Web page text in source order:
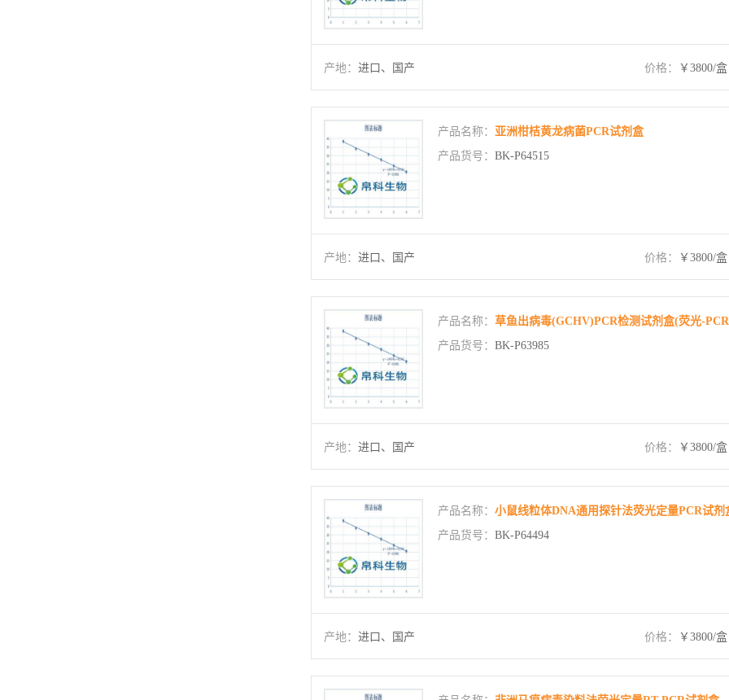
产地： 进口、国产 价格： ￥3800/盒
产品名称： 亚洲柑桔黄龙病菌PCR试剂盒
产品货号： BK-P64515
产地： 进口、国产 价格： ￥3800/盒
产品名称： 草鱼出病毒(GCHV)PCR检测试剂盒(荧光-
产品货号： BK-P63985
产地： 进口、国产 价格： ￥3800/盒
产品名称： 小鼠线粒体DNA通用探针法荧光定量PCR试剂
产品货号： BK-P64494
产地： 进口、国产 价格： ￥3800/盒